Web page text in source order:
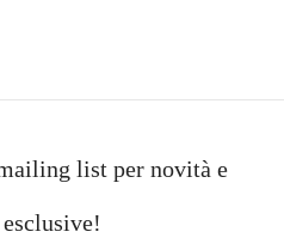
list per novità e